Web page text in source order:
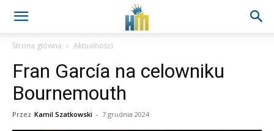
Strona główna Aktualności
Fran García na celowniku
Bournemouth
Przez Kamil Szatkowski - 7 grudnia 2024